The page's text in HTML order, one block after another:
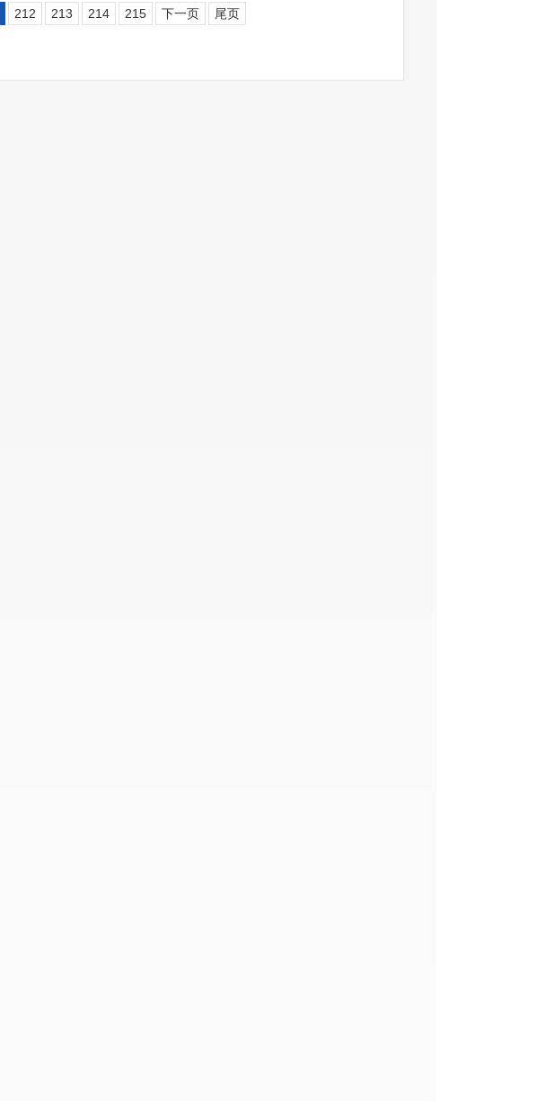
212 213 214 215 下一页
尾页